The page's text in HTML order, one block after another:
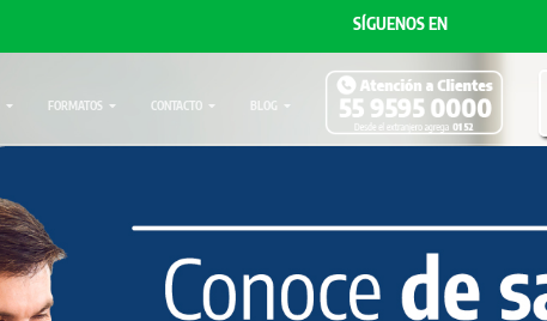
SÍGUENOS EN
FORMATOS CONTACTO BLOG